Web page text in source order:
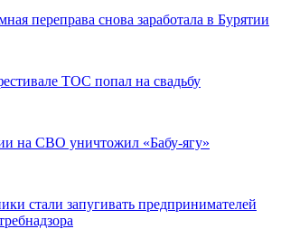
переправа снова заработала в Бурятии
ТОС попал на свадьбу
на СВО уничтожил «Бабу-ягу»
стали запугивать предпринимателей